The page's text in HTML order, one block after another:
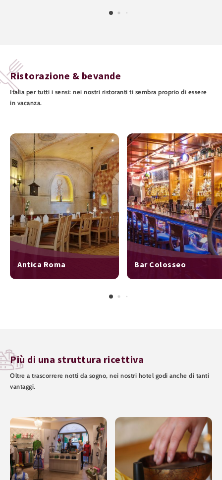
Ristorazione & bevande
Italia per tutti i sensi: nei nostri ristoranti ti sembra proprio di essere
in vacanza.
Antica Roma Bar Colosseo
Più di una struttura ricettiva
Oltre a trascorrere notti da sogno, nei nostri hotel godi anche di tanti
vantaggi.